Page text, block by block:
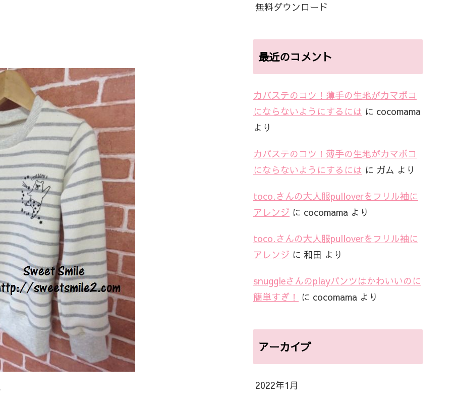
無料ダウンロード
最近のコメント
カバステのコツ！薄手の生地がカマボコ
にならないようにするには に cocomama
より
カバステのコツ！薄手の生地がカマボコ
にならないようにするには に ガム より
toco.さんの大人服pulloverをフリル袖に
アレンジ に cocomama より
toco.さんの大人服pulloverをフリル袖に
アレンジ に 和田 より
snuggleさんのplayパンツはかわいいのに
簡単すぎ！ に cocomama より
アーカイブ
2022年1月